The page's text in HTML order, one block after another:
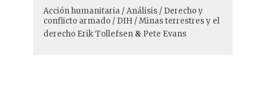
Acción humanitaria / Análisis / Derecho y
conflicto armado / DIH / Minas terrestres y el
derecho Erik Tollefsen& Pete Evans